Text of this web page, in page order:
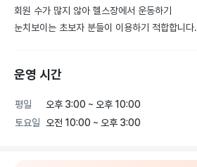
회원 수가 많지 않아 헬스장에서 운동하기
눈치보이는 초보자 분들이 이용하기 적합합니다.
운영 시간
평일
오후 3:00 ~ 오후 10:00
토요일
오전 10:00 ~ 오후 3:00